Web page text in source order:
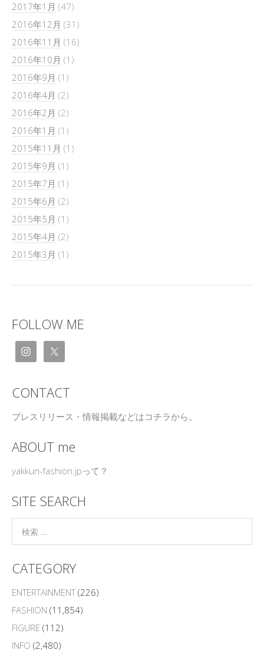
2017年1月 (47)
2016年12月 (31)
2016年11月 (16)
2016年10月 (1)
2016年9月 (1)
2016年4月 (2)
2016年2月 (2)
2016年1月 (1)
2015年11月 (1)
2015年9月 (1)
2015年7月 (1)
2015年6月 (2)
2015年5月 (1)
2015年4月 (2)
2015年3月 (1)
FOLLOW ME
CONTACT
プレスリリース・情報掲載などはコチラから。
ABOUT me
yakkun-fashion.jpって？
SITE SEARCH
CATEGORY
ENTERTAINMENT(226)
FASHION (11,854)
FIGURE (112)
INFO (2,480)